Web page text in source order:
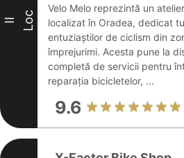
II Loc
Velo Melo reprezintă un
localizat în Oradea, dedicat
entuziaștilor de ciclism din
împrejurimi. Acesta pune la
completă de servicii pentru
reparația bicicletelor, ...
9.6